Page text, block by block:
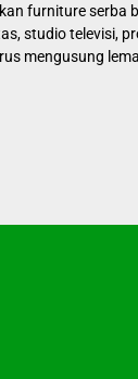
furniture serba
studio televisi,
mengusung